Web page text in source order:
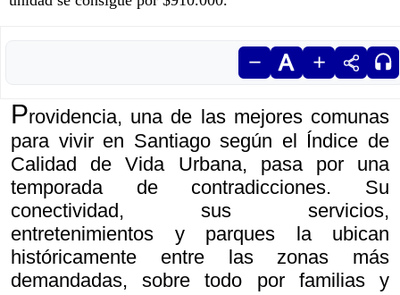
Providencia, una de las mejores comunas
para vivir en Santiago según el Índice de
Calidad de Vida Urbana, pasa por una
temporada de contradicciones. Su
conectividad, sus servicios,
entretenimientos y parques la ubican
históricamente entre las zonas más
demandadas, sobre todo por familias y